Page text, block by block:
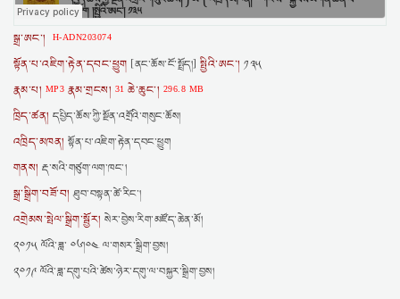
སྒྲ་ཨང་། H-ADN203074
སྟོན་པ་འཇིག་རྟེན་དབང་ཕྱུག [ནང་ཆོས་ངོ་སྤྲོད།] སྤྱིའི་ཨང་།༡༣༥
རྣམ་པ། MP3 རྣམ་གྲངས། 31 ཆེ་ཆུང་། 296.8 MB
ཁྲིད་ཚན།དཔྱིད་ཆོས་ཀྱི་སྔོན་འགྲོའི་གསུང་ཆོས།
འཁྲིད་མཁན། སྟོན་པ་འཇིག་རྟེན་དབང་ཕྱུག
གནས།རྡ་སའི་གཙུག་ལག་ཁང་།
སྒྲ་སྒྲིག་བཟོ་བ།ཐུབ་བསྟན་ཚེ་རིང་།
འགྲེམས་སྤེལ་སྒྲིག་སྦྱོར།སེར་བྱེས་རིག་མཛོད་ཆེན་མོ།
༢༠༡༥ ལོའི་ཟླ་ ༠༦།༠༤ ལ་གསར་སྒྲིག་བྱས།
༢༠༡༩ ལོའི་ཟླ་དགུ་པའི་ཚེས་ཉེར་དགུ་ལ་བསྐྱར་སྒྲིག་བྱས།